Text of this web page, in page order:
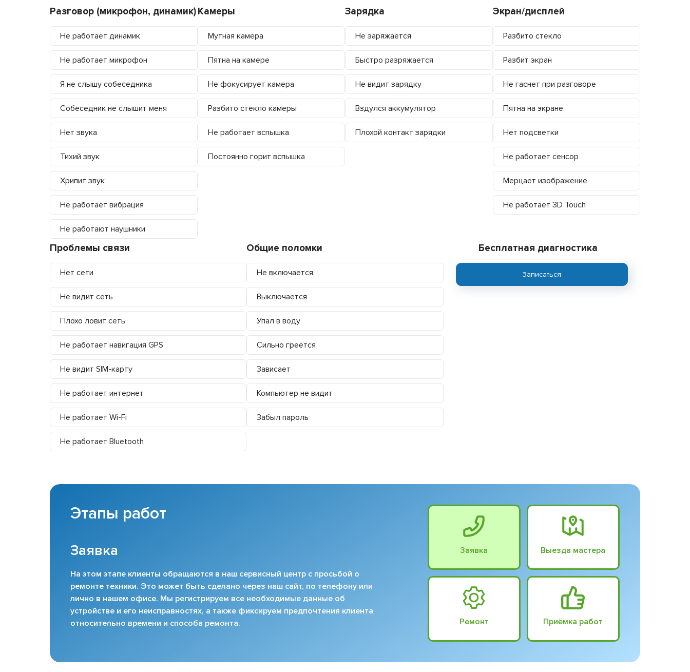
Разговор (микрофон, динамик)
Не работает динамик
Не работает микрофон
Я не слышу собеседника
Собеседник не слышит меня
Нет звука
Тихий звук
Хрипит звук
Не работает вибрация
Не работают наушники
Камеры
Мутная камера
Пятна на камере
Не фокусирует камера
Разбито стекло камеры
Не работает вспышка
Постоянно горит вспышка
Зарядка
Не заряжается
Быстро разряжается
Не видит зарядку
Вздулся аккумулятор
Плохой контакт зарядки
Экран/дисплей
Разбито стекло
Разбит экран
Не гаснет при разговоре
Пятна на экране
Нет подсветки
Не работает сенсор
Мерцает изображение
Не работает 3D Touch
Проблемы связи
Нет сети
Не видит сеть
Плохо ловит сеть
Не работает навигация GPS
Не видит SIM-карту
Не работает интернет
Не работает Wi-Fi
Не работает Bluetooth
Общие поломки
Не включается
Выключается
Упал в воду
Сильно греется
Зависает
Компьютер не видит
Забыл пароль
Бесплатная диагностика
Записаться
Этапы работ
Заявка
На этом этапе клиенты обращаются в наш сервисный центр с просьбой о
ремонте техники. Это может быть сделано через наш сайт, по телефону или
лично в нашем офисе. Мы регистрируем все необходимые данные об
устройстве и его неисправностях, а также фиксируем предпочтения клиента
относительно времени и способа ремонта.
Заявка Выезда мастера
Ремонт Приёмка работ